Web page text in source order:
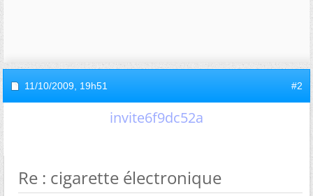
11/10/2009, 19h51 #2
invite6f9dc52a
Re : cigarette électronique